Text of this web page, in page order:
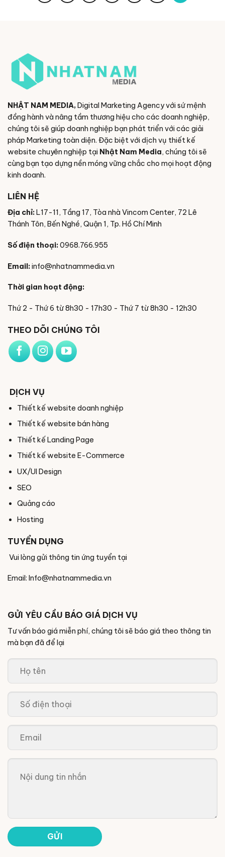
NHẬT NAM MEDIA,Digital Marketing Agency với sứ mệnh
đồng hành và nâng tầm thương hiệu cho các doanh nghiệp,
chúng tôi sẽ giúp doanh nghiệp bạn phát triển với các giải
pháp Marketing toàn diện. Đặc biệt với dịch vụ thiết kế
website chuyên nghiệp tại Nhật Nam Media, chúng tôi sẽ
cùng bạn tạo dựng nền móng vững chắc cho mọi hoạt động
kinh doanh.
LIÊN HỆ
Địa chỉ:L17-11, Tầng 17, Tòa nhà Vincom Center, 72 Lê
Thánh Tôn, Bến Nghé, Quận 1, Tp. Hồ Chí Minh
Số điện thoại:0968.766.955
Email:info@nhatnammedia.vn
Thời gian hoạt động:
Thứ 2 - Thứ 6 từ 8h30 - 17h30 - Thứ 7 từ 8h30 - 12h30
THEO DÕI CHÚNG TÔI
DỊCH VỤ
Thiết kế website doanh nghiệp
Thiết kế website bán hàng
Thiết kế Landing Page
Thiết kế website E-Commerce
UX/UI Design
SEO
Quảng cáo
Hosting
TUYỂN DỤNG
Vui lòng gửi thông tin ứng tuyển tại
Email: Info@nhatnammedia.vn
GỬI YÊU CẦU BÁO GIÁ DỊCH VỤ
Tư vấn báo giá miễn phí, chúng tôi sẽ báo giá theo thông tin
mà bạn đã để lại